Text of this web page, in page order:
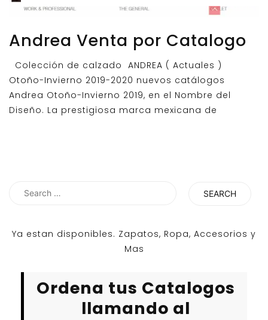
Andrea Venta por Catalogo
Colección de calzado ANDREA ( Actuales )
Otoño-Invierno 2019-2020 nuevos catálogos
Andrea Otoño-Invierno 2019, en el Nombre del
Diseño. La prestigiosa marca mexicana de
Search
Ya estan disponibles. Zapatos, Ropa, Accesorios y
Mas
Ordena tus Catalogos
llamando al